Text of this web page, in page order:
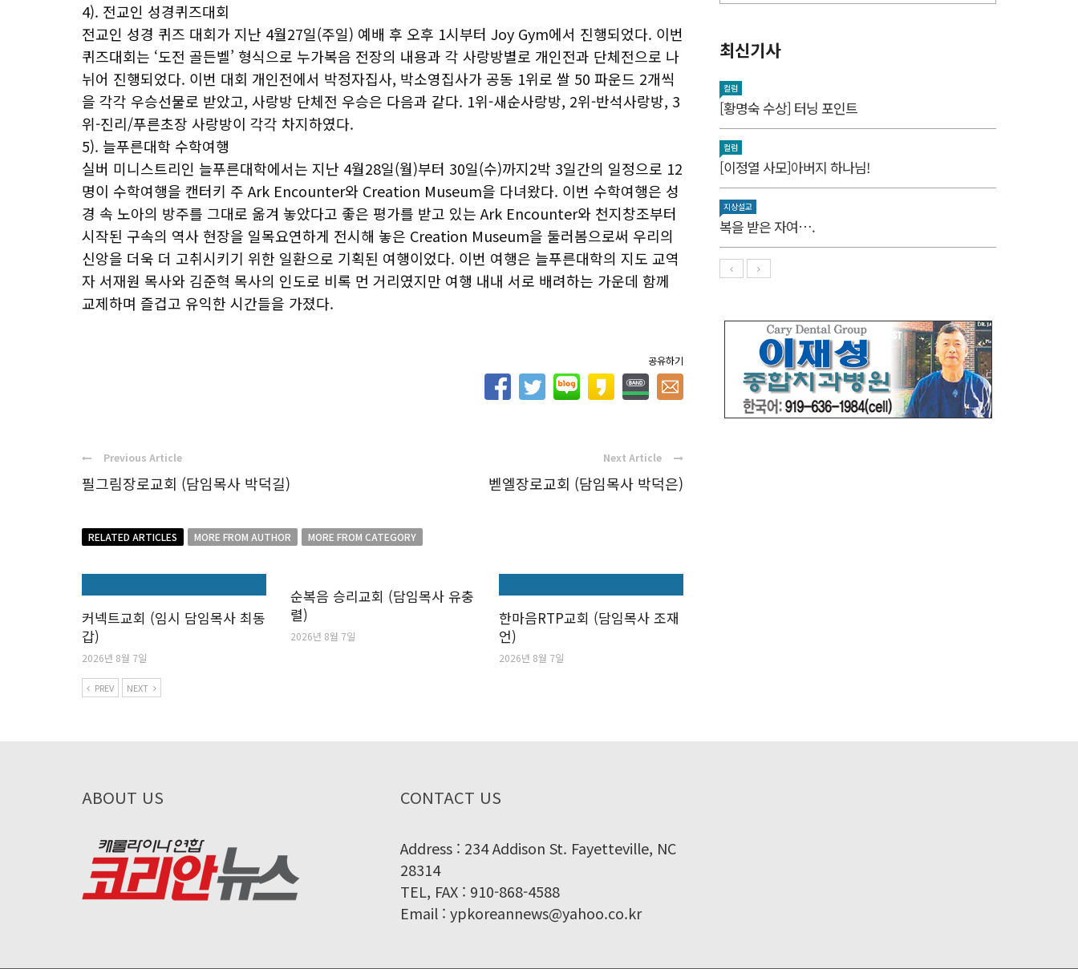
4). 전교인 성경퀴즈대회
전교인 성경 퀴즈 대회가 지난 4월27일(주일) 예배 후 오후 1시부터 Joy Gym에서 진행되었다. 이번
퀴즈대회는 ‘도전 골든벨’ 형식으로 누가복음 전장의 내용과 각 사랑방별로 개인전과 단체전으로 나
뉘어 진행되었다. 이번 대회 개인전에서 박정자집사, 박소영집사가 공동 1위로 쌀 50 파운드 2개씩
을 각각 우승선물로 받았고, 사랑방 단체전 우승은 다음과 같다. 1위-새순사랑방, 2위-반석사랑방, 3
위-진리/푸른초장 사랑방이 각각 차지하였다.
5). 늘푸른대학 수학여행
실버 미니스트리인 늘푸른대학에서는 지난 4월28일(월)부터 30일(수)까지2박 3일간의 일정으로 12
명이 수학여행을 캔터키 주 Ark Encounter와 Creation Museum을 다녀왔다. 이번 수학여행은 성
경 속 노아의 방주를 그대로 옮겨 놓았다고 좋은 평가를 받고 있는 Ark Encounter와 천지창조부터
시작된 구속의 역사 현장을 일목요연하게 전시해 놓은 Creation Museum을 둘러봄으로써 우리의
신앙을 더욱 더 고취시키기 위한 일환으로 기획된 여행이었다. 이번 여행은 늘푸른대학의 지도 교역
자 서재원 목사와 김준혁 목사의 인도로 비록 먼 거리였지만 여행 내내 서로 배려하는 가운데 함께
교제하며 즐겁고 유익한 시간들을 가졌다.
공유하기
Previous Article
필그림장로교회 (담임목사 박덕길)
Next Article
벧엘장로교회 (담임목사 박덕은)
RELATED ARTICLES MORE FROM AUTHOR MORE FROM CATEGORY
커넥트교회 (임시 담임목사 최동
갑)
2026년 8월 7일
순복음 승리교회 (담임목사 유충
렬)
2026년 8월 7일
한마음RTP교회 (담임목사 조재
언)
2026년 8월 7일
PREV NEXT
최신기사
컬럼
[황명숙 수상] 터닝 포인트
컬럼
[이정열 사모]아버지 하나님!
지상설교
복을 받은 자여….
ABOUT US CONTACT US
Address : 234 Addison St. Fayetteville, NC
28314
TEL, FAX : 910-868-4588
Email : ypkoreannews@yahoo.co.kr